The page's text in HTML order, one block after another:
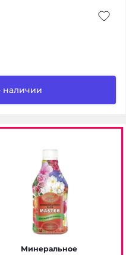
наличии
Минеральное